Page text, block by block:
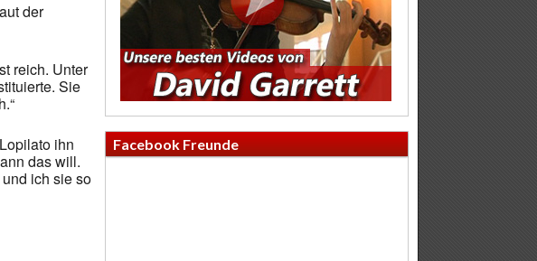
der
reich. Unter
Sie
ihn
das will.
ich sie so
Facebook Freunde